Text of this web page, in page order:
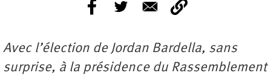
Avec l’élection de Jordan Bardella, sans
surprise, à la présidence du Rassemblement